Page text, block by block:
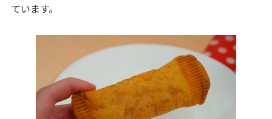
ています。